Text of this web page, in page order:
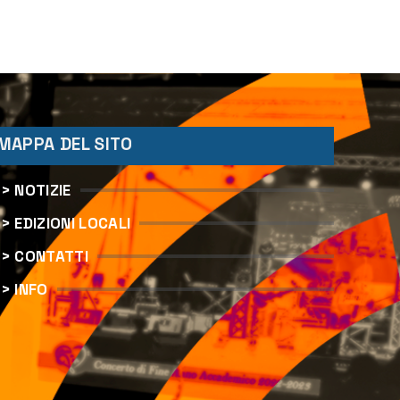
DEL SITO
> NOTIZIE
> EDIZIONI LOCALI
> CONTATTI
> INFO